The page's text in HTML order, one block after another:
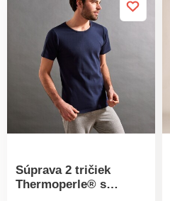
Súprava 2 tričiek
Thermoperle® s